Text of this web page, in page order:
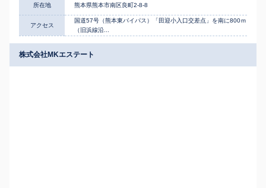
所在地 熊本県熊本市南区良町2-8-8
アクセス
国道57号（熊本東バイパス）「田迎小入口交差点」を南に800ｍ
（旧浜線沿...
株式会社MKエステート